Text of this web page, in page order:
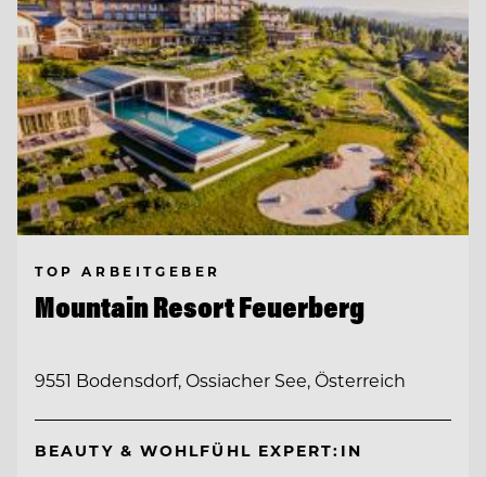
TOP ARBEITGEBER
Mountain Resort Feuerberg
9551 Bodensdorf, Ossiacher See, Österreich
BEAUTY & WOHLFÜHL EXPERT:IN